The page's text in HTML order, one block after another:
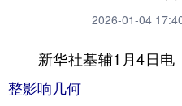
科技 科创
文化
2026-01-04
新华社基辅1月4日电
整影响几何